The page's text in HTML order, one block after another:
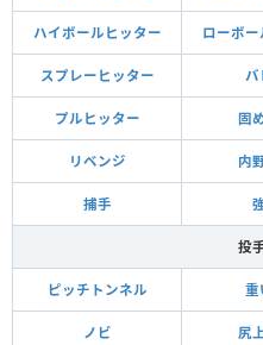
ハイボールヒッター ローボ
スプレーヒッター バ
プルヒッター 固
リベンジ 内
捕手
投
ピッチトンネル 重
ノビ 尻